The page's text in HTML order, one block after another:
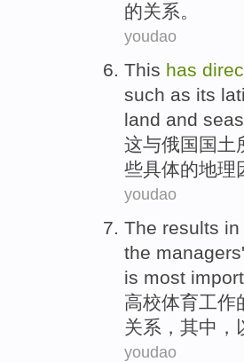
的关系。
youdao
This has
such as its
land and
这与俄国国土
些具体的地理
youdao
The results in
the managers'
is most
高校体育工作
关系 ， 其中
youdao